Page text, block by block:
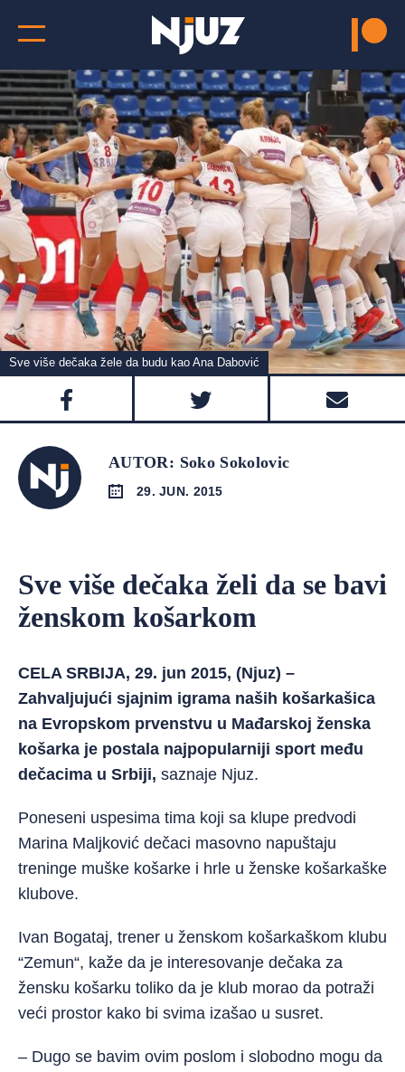
Sve više dečaka žele da budu kao Ana Dabović
AUTOR: Soko Sokolovic
29. JUN. 2015
Sve više dečaka želi da se bavi
ženskom košarkom
CELA SRBIJA, 29. jun 2015, (Njuz) –
Zahvaljujući sjajnim igrama naših košarkašica
na Evropskom prvenstvu u Mađarskoj ženska
košarka je postala najpopularniji sport među
dečacima u Srbiji, saznaje Njuz.
Poneseni uspesima tima koji sa klupe predvodi
Marina Maljković dečaci masovno napuštaju
treninge muške košarke i hrle u ženske košarkaške
klubove.
Ivan Bogataj, trener u ženskom košarkaškom klubu
“Zemun“, kaže da je interesovanje dečaka za
žensku košarku toliko da je klub morao da potraži
veći prostor kako bi svima izašao u susret.
– Dugo se bavim ovim poslom i slobodno mogu da